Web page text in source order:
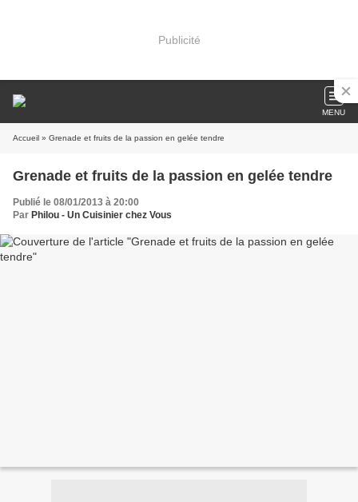
Publicité
MENU
Accueil » Grenade et fruits de la passion en gelée tendre
Grenade et fruits de la passion en gelée tendre
Publié le 08/01/2013 à 20:00
Par Philou - Un Cuisinier chez Vous